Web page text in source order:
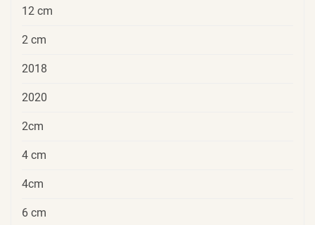
12 cm
2 cm
2018
2020
2cm
4 cm
4cm
6 cm